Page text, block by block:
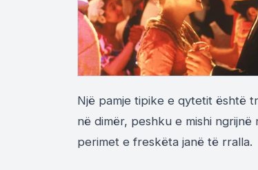
Një pamje tipike e qytetit është
në dimër, peshku e mishi
perimet e freskëta janë të rralla.